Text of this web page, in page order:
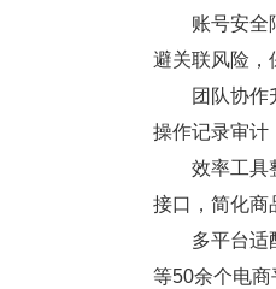
账号安全隔
避关联风险，
团队协作升
操作记录审计
效率工具整
接口，简化商
多平台适配
等50余个电